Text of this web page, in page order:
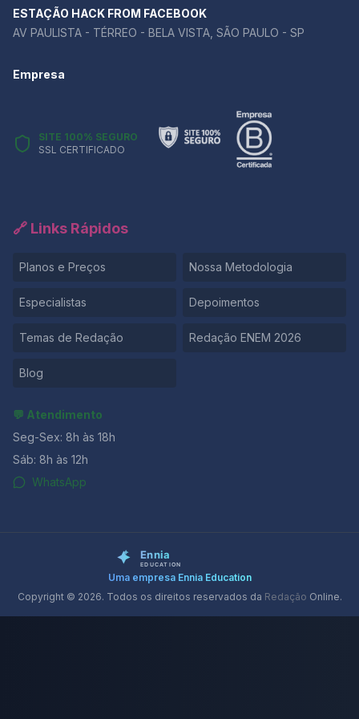
ESTAÇÃO HACK FROM FACEBOOK
AV PAULISTA - TÉRREO - BELA VISTA, SÃO PAULO - SP
Empresa
SITE 100% SEGURO
SSL CERTIFICADO
🔗 Links Rápidos
Planos e Preços Nossa Metodologia
Especialistas Depoimentos
Temas de Redação Redação ENEM 2026
Blog
💬 Atendimento
Seg-Sex: 8h às 18h
Sáb: 8h às 12h
WhatsApp
Uma empresa Ennia Education
Copyright © 2026. Todos os direitos reservados da Redação Online.